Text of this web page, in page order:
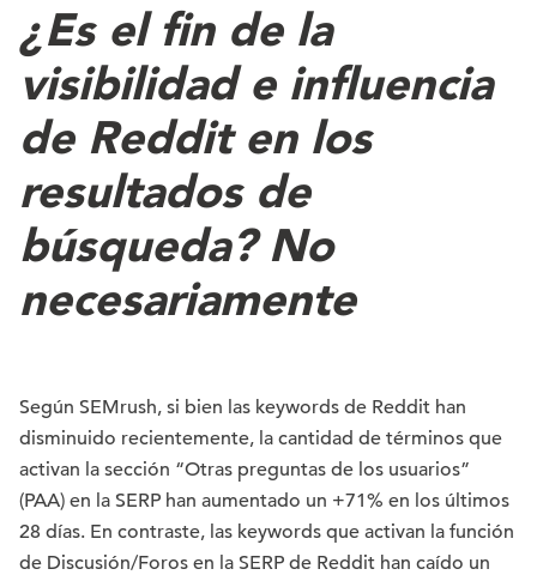
¿Es el fin de la
visibilidad e influencia
de Reddit en los
resultados de
búsqueda? No
necesariamente
Según SEMrush, si bien las keywords de Reddit han
disminuido recientemente, la cantidad de términos que
activan la sección “Otras preguntas de los usuarios”
(PAA) en la SERP han aumentado un +71% en los últimos
28 días. En contraste, las keywords que activan la función
de Discusión/Foros en la SERP de Reddit han caído un